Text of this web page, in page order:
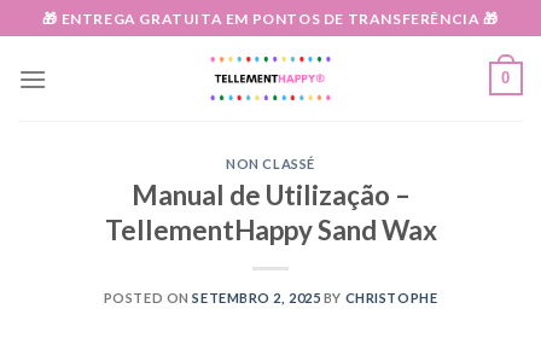
to
content
🎁 ENTREGA GRATUITA EM PONTOS DE TRANSFERÊNCIA 🎁
0
NON CLASSÉ
Manual de Utilização –
TellementHappy Sand Wax
POSTED ONSETEMBRO 2, 2025 BY CHRISTOPHE